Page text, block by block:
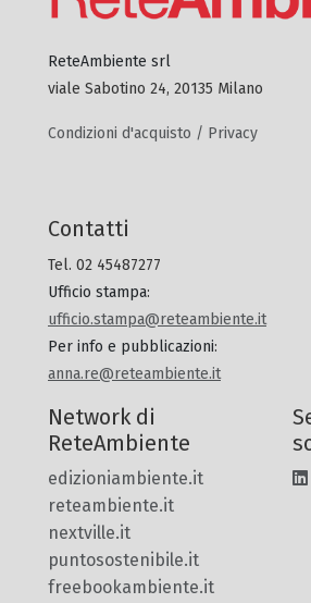
ReteAmbiente srl
viale Sabotino 24, 20135 Milano
Condizioni d'acquisto / Privacy
Contatti
Tel. 02 45487277
Ufficio stampa:
ufficio.stampa@reteambiente.it
Per info e pubblicazioni:
anna.re@reteambiente.it
Network di
ReteAmbiente
edizioniambiente.it
reteambiente.it
nextville.it
puntosostenibile.it
freebookambiente.it